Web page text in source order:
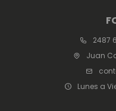
2487
Juan
Lunes a